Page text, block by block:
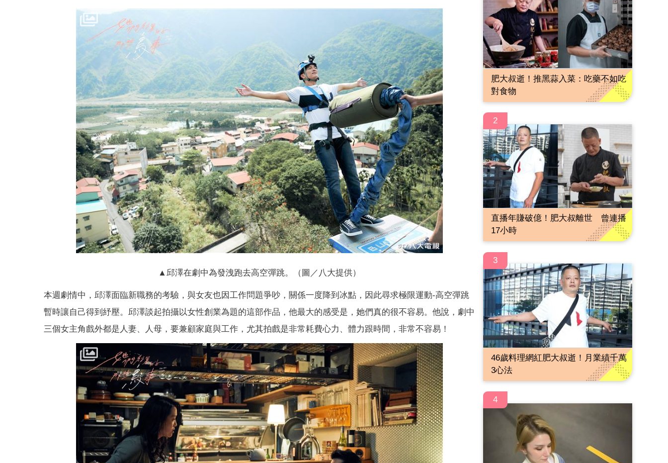
▲邱澤在劇中為發洩跑去高空彈跳。（圖／八大提供）
本週劇情中，邱澤面臨新職務的考驗，與女友也因工作問題爭吵，關係一度降到冰點，因此尋求極限運動-高空彈跳
暫時讓自己得到紓壓。邱澤談起拍攝以女性創業為題的這部作品，他最大的感受是，她們真的很不容易。他說，劇中
三個女主角戲外都是人妻、人母，要兼顧家庭與工作，尤其拍戲是非常耗費心力、體力跟時間，非常不容易！
肥大叔逝！推黑蒜入菜：吃藥不如吃
對食物
2
直播年賺破億！肥大叔離世 曾連播
17小時
3
46歲料理網紅肥大叔逝！月業績千萬
3心法
4